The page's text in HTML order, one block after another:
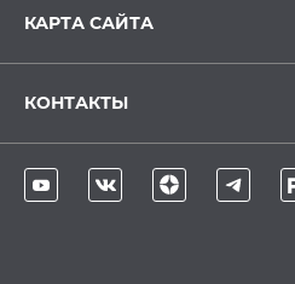
КАРТА САЙТА
КОНТАКТЫ